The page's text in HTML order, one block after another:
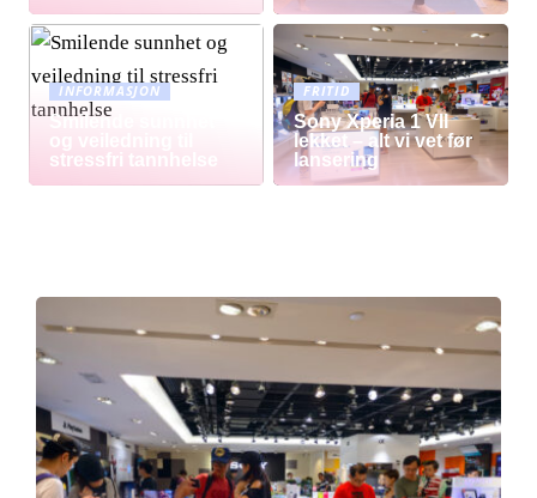
INFORMASJON
Smilende sunnhet
og veiledning til
stressfri tannhelse
FRITID
Sony Xperia 1 VII
lekket – alt vi vet før
lansering